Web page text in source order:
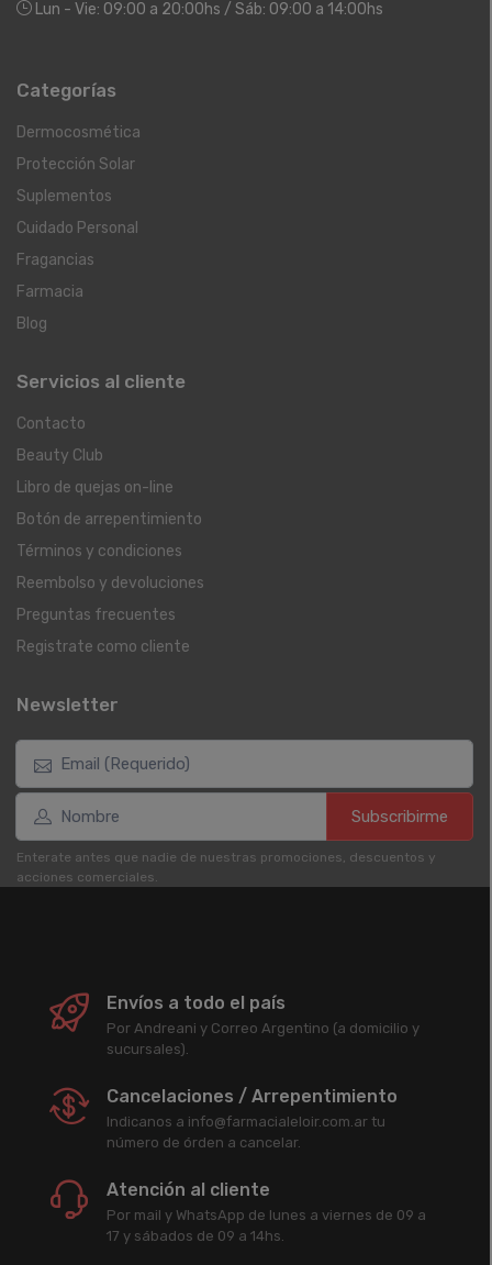
Lun - Vie: 09:00 a 20:00hs / Sáb: 09:00 a 14:00hs
Categorías
Dermocosmética
Protección Solar
Suplementos
Cuidado Personal
Fragancias
Farmacia
Blog
Servicios al cliente
Contacto
Beauty Club
Libro de quejas on-line
Botón de arrepentimiento
Términos y condiciones
Reembolso y devoluciones
Preguntas frecuentes
Registrate como cliente
Newsletter
Subscribirme
Enterate antes que nadie de nuestras promociones, descuentos y
acciones comerciales.
Envíos a todo el país
Por Andreani y Correo Argentino (a domicilio y
sucursales).
Cancelaciones / Arrepentimiento
Indicanos a info@farmacialeloir.com.ar tu
número de órden a cancelar.
Atención al cliente
Por mail y WhatsApp de lunes a viernes de 09 a
17 y sábados de 09 a 14hs.